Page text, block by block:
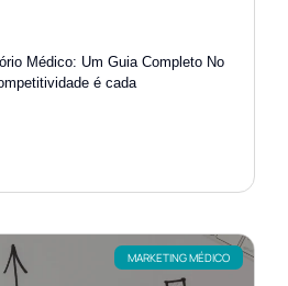
Médico: Um Guia Completo No
é cada
MARKETING MÉDICO